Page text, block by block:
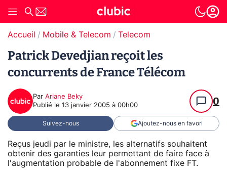
Accueil Mobile & Telecom Telecom
Patrick Devedjian reçoit les
concurrents de France Télécom
Par Ariane Beky
Publié le 13 janvier 2005 à 00h00 0
Suivez-nous Ajoutez-nous en favori
Reçus jeudi par le ministre, les alternatifs souhaitent
obtenir des garanties leur permettant de faire face à
l'augmentation probable de l'abonnement fixe FT.